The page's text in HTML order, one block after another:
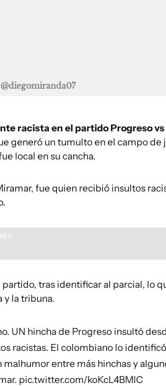
racista en el partido Progreso vs
generó un tumulto en el campo de
local en su cancha.
fue quien recibió insultos
partido, tras identificar al parcial, lo
y la tribuna.
UN hincha de Progreso insultó
racistas. El colombiano lo
entre más hinchas y
pic.twitter.com/koKcL4BMIC